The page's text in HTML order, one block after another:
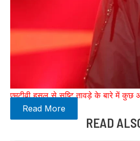
एमटीवी हसल से सृष्टि तावड़े के बारे में कुछ
Read More
READ